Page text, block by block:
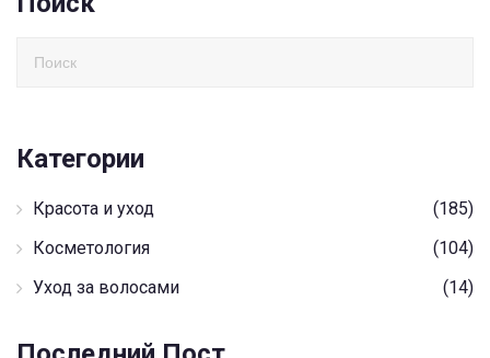
Категории
Красота и уход
(185)
Косметология
(104)
Уход за волосами
(14)